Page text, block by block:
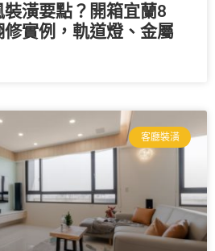
潢要點？開箱宜蘭8
實例，軌道燈、金屬
客廳裝潢